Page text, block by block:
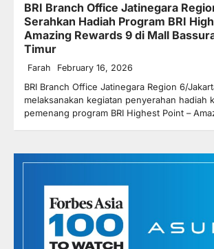
BRI Branch Office Jatinegara
Serahkan Hadiah Program BRI
Amazing Rewards 9 di Mall
Timur
Farah February 16, 2026
BRI Branch Office Jatinegara Region 6/
melaksanakan kegiatan penyerahan hadiah
pemenang program BRI Highest Point –